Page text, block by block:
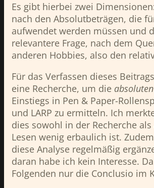
Es gibt hierbei zwei
nach den Absolutbeträgen, die
aufwendet werden müssen und
relevantere Frage, nach dem
anderen Hobbies, also den
Für das Verfassen dieses
eine Recherche, um die absoluten
Einstiegs in Pen & Paper-
und LARP zu ermitteln. Ich
dies sowohl in der Recherche
Lesen wenig erbaulich ist.
diese Analyse regelmäßig
daran habe ich kein Interesse.
Folgenden nur die Conclusio im